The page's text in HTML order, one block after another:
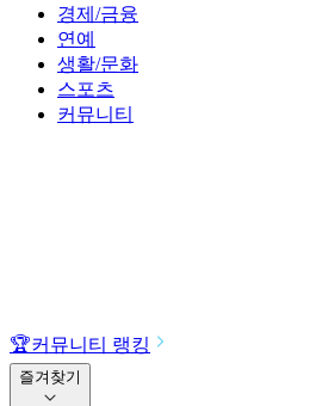
경제/금융
연예
생활/문화
스포츠
커뮤니티
🏆커뮤니티 랭킹
즐겨찾기